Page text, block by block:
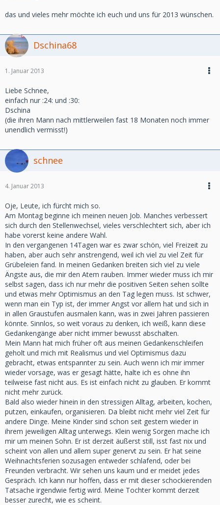
das und vieles mehr möchte ich euch und uns für 2013 wünschen.
Dschina68
1. Januar 2013
Liebe Schnee,
einfach nur :24: und :30:
Dschina
(die ihren Mann nach mittlerweilen fast 18 Monaten noch immer
unendlich vermisst!)
schnee
4. Januar 2013
Oje, Leute, ich fürcht mich so.
Am Montag beginne ich meinen neuen Job. Manches verbessert
sich durch den Stellenwechsel, vieles verschlechtert sich, aber ich
habe vorerst keine andere Wahl.
In den vergangenen 14Tagen war es zwar schön, viel Freizeit zu
haben, aber auch sehr anstrengend, weil ich viel zu viel Zeit für
Grübeleien fand. In meinen Gedanken breiten sich viel zu viele
Ängste aus, die mir den Atem rauben. Immer wieder muss ich mir
selbst sagen, dass ich nur mehr die positiven Seiten sehen sollte
und etwas mehr Optimismus an den Tag legen muss. Ist schwer,
wenn man ein Typ ist, der immer Angst vor allem hat und sich in
in allen Graustufen ausmalen kann, was in zwei Jahren passieren
könnte. Sinnlos, so weit voraus zu denken, ich weiß, kann diese
Gedankengänge aber nicht immer bewusst abschalten.
Mein Mann hat mich früher oft aus meinen Gedankenschleifen
geholt und mich mit Realismus und viel Optimismus dazu
gebracht, etwas entspannter zu sein. Auch wenn ich mir immer
wieder vorsage, was er gesagt hätte, halte ich es ohne ihn
teilweise fast nicht aus. Es ist einfach nicht zu glauben. Er kommt
nicht mehr zurück.
Bald also wieder hinein in den stressigen Alltag, arbeiten, kochen,
putzen, einkaufen, organisieren. Da bleibt nicht mehr viel Zeit für
andere Dinge. Meine Kinder sind schon seit gestern wieder in
ihrem jeweiligen Alltag unterwegs. Klein wenig Sorgen mache ich
mir um meinen Sohn. Er ist derzeit äußerst still, isst fast nix und
scheint von allen und allem super genervt zu sein. Er hat seine
Weihnachtsferien sozusagen entweder schlafend, oder bei
Freunden verbracht. Wir sehen uns kaum und er meidet jedes
Gespräch. Ich kann nur hoffen, dass er mit dieser schockierenden
Tatsache irgendwie fertig wird. Meine Tochter kommt derzeit
besser zurecht, wie es scheint.